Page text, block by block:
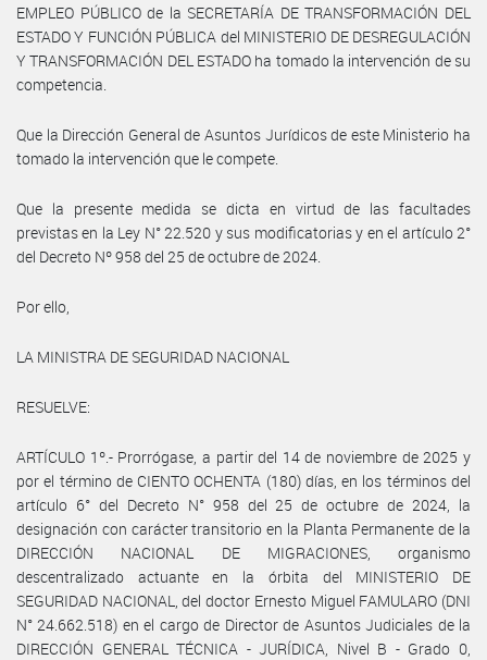
EMPLEO PÚBLICO de la SECRETARÍA DE TRANSFORMACIÓN DEL
ESTADO Y FUNCIÓN PÚBLICA del MINISTERIO DE DESREGULACIÓN
Y TRANSFORMACIÓN DEL ESTADO ha tomado la intervención de su
competencia.
Que la Dirección General de Asuntos Jurídicos de este Ministerio ha
tomado la intervención que le compete.
Que la presente medida se dicta en virtud de las facultades
previstas en la Ley N° 22.520 y sus modificatorias y en el artículo 2°
del Decreto Nº 958 del 25 de octubre de 2024.
Por ello,
LA MINISTRA DE SEGURIDAD NACIONAL
RESUELVE:
ARTÍCULO 1º.- Prorrógase, a partir del 14 de noviembre de 2025 y
por el término de CIENTO OCHENTA (180) días, en los términos del
artículo 6° del Decreto N° 958 del 25 de octubre de 2024, la
designación con carácter transitorio en la Planta Permanente de la
DIRECCIÓN NACIONAL DE MIGRACIONES, organismo
descentralizado actuante en la órbita del MINISTERIO DE
SEGURIDAD NACIONAL, del doctor Ernesto Miguel FAMULARO (DNI
N° 24.662.518) en el cargo de Director de Asuntos Judiciales de la
DIRECCIÓN GENERAL TÉCNICA - JURÍDICA, Nivel B - Grado 0,